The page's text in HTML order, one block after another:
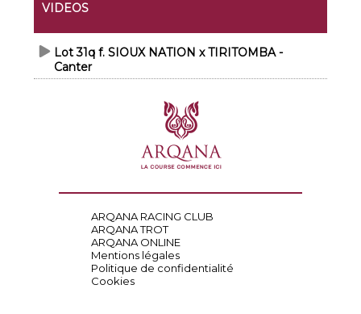
VIDEOS
Lot 31q f. SIOUX NATION x TIRITOMBA -
Canter
ARQANA RACING CLUB
ARQANA TROT
ARQANA ONLINE
Mentions légales
Politique de confidentialité
Cookies